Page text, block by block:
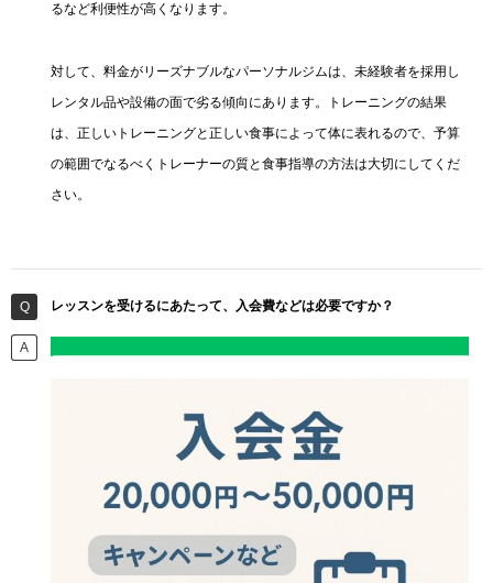
るなど利便性が高くなります。
対して、料金がリーズナブルなパーソナルジムは、未経験者を採用し
レンタル品や設備の面で劣る傾向にあります。トレーニングの結果
は、正しいトレーニングと正しい食事によって体に表れるので、予算
の範囲でなるべくトレーナーの質と食事指導の方法は大切にしてくだ
さい。
レッスンを受けるにあたって、入会費などは必要ですか？